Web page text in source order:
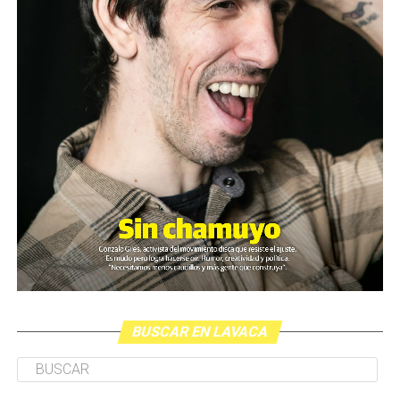
Cartucho como el que de dispararon a Pablo Grillo en la
manifestación del miércoles pasado.
El video fue presentado este lunes en la sede de ARGRA
(Asociación de Reporteros Gráficos de la Argentina)
junto al SiPreBa (Sindicato de Prensa de Buenos Aires).
Paralelamente, y según lo que estila el gobierno, la
ministra Bullrich presentó en la Casa Rosada una noticia
distractiva; el anuncio sobre un supuesto proyecto de
ley contra los barras brava del fútbol (más allá de la
generalizada desmentida sobre la presencia de barras en
Durante la conferencia en ARGRA Paula Litvachky, del
CELS, planteó que otras tres personas también habían
sido apuntadas a la cabeza por armas policiales pese a
BUSCAR EN LAVACA